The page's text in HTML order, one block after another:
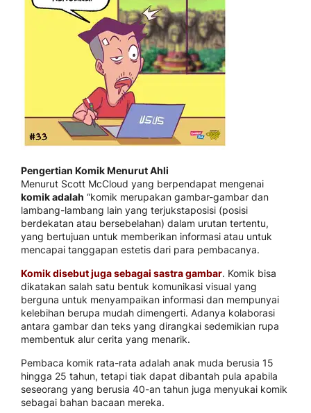
Pengertian Komik Menurut Ahli
Menurut Scott McCloud yang berpendapat mengenai
komik adalah “komik merupakan gambar-gambar dan
lambang-lambang lain yang terjukstaposisi (posisi
berdekatan atau bersebelahan) dalam urutan tertentu,
yang bertujuan untuk memberikan informasi atau untuk
mencapai tanggapan estetis dari para pembacanya.
Komik disebut juga sebagai sastra gambar. Komik bisa
dikatakan salah satu bentuk komunikasi visual yang
berguna untuk menyampaikan informasi dan mempunyai
kelebihan berupa mudah dimengerti. Adanya kolaborasi
antara gambar dan teks yang dirangkai sedemikian rupa
membentuk alur cerita yang menarik.
Pembaca komik rata-rata adalah anak muda berusia 15
hingga 25 tahun, tetapi tiak dapat dibantah pula apabila
seseorang yang berusia 40-an tahun juga menyukai komik
sebagai bahan bacaan mereka.